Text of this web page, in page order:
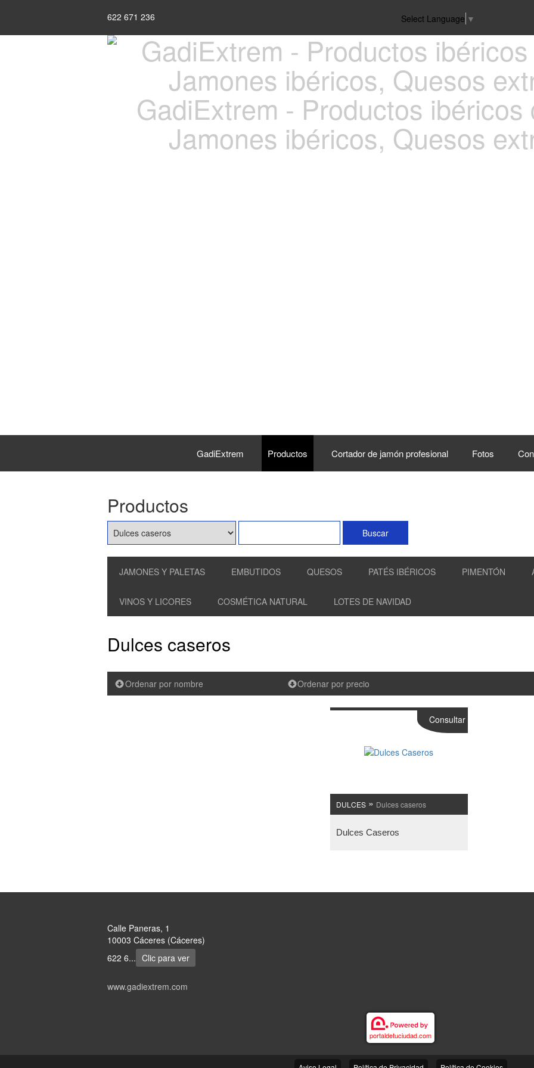
622 671 236 Select Language ▼
GadiExtrem - Productos ibéricos
Jamones ibéricos, Quesos
GadiExtrem Productos Cortador de jamón profesional Fotos
Productos
JAMONES Y PALETAS EMBUTIDOS QUESOS PATÉS IBÉRICOS PIMENTÓN
VINOS Y LICORES COSMÉTICA NATURAL LOTES DE NAVIDAD
Dulces caseros
Ordenar por nombre Ordenar por precio
DULCES» Dulces caseros
Dulces Caseros
Consultar
Calle Paneras, 1
10003 Cáceres (Cáceres)
622 6... Clic para ver
www.gadiextrem.com
portaldetuciudad.com